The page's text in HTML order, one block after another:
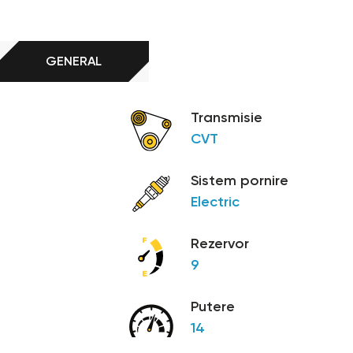
cu cea din față împodobită cu autocolante
GENERAL
Transmisie
CVT
Sistem pornire
Electric
Rezervor
9
Putere
14